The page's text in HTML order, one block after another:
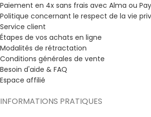
Paiement en 4x sans frais avec Alma ou
Politique concernant le respect de la vie
Service client
Étapes de vos achats en ligne
Modalités de rétractation
Conditions générales de vente
Besoin d'aide & FAQ
Espace affilié
INFORMATIONS PRATIQUES